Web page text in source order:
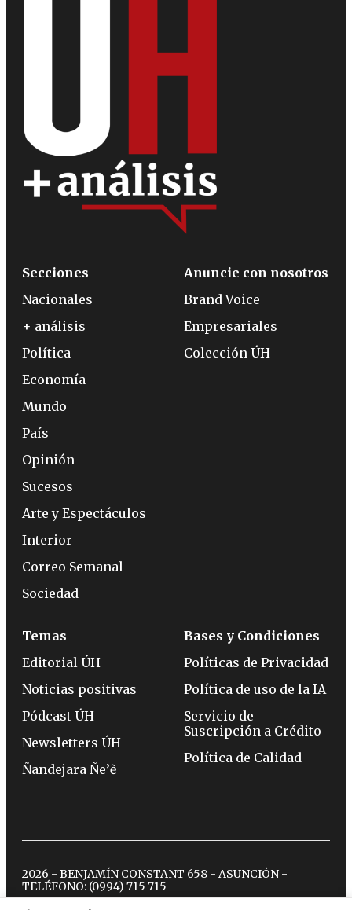
Secciones
Nacionales
+ análisis
Política
Economía
Mundo
País
Opinión
Sucesos
Arte y Espectáculos
Interior
Correo Semanal
Sociedad
Anuncie con nosotros
Brand Voice
Empresariales
Colección ÚH
Temas
Editorial ÚH
Noticias positivas
Pódcast ÚH
Newsletters ÚH
Ñandejara Ñe’ẽ
Bases y Condiciones
Políticas de Privacidad
Política de uso de la IA
Servicio de
Suscripción a Crédito
Política de Calidad
2026 - BENJAMÍN CONSTANT 658 - ASUNCIÓN -
TELÉFONO: (0994) 715 715